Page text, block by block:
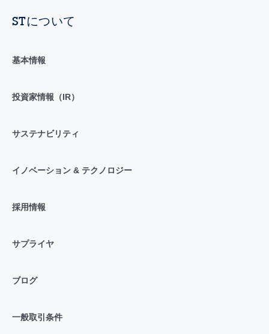
STについて
基本情報
投資家情報（IR）
サステナビリティ
イノベーション & テクノロジー
採用情報
サプライヤ
ブログ
一般取引条件